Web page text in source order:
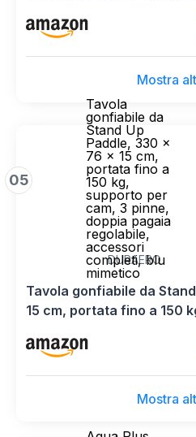
pagaia, Pompa,ISUP
guinzaglio, Tracolla
Mostra
05
Tavola
gonfiabile da
Stand Up
Paddle, 330 x
76 x 15 cm,
portata fino a
150 kg,
supporto per
cam, 3 pinne,
doppia pagaia
regolabile,
accessori
completi, blu
mimetico
DURAERO
Tavola gonfiabile da
15 cm, portata fino a 150
3 pinne, doppia pagaia
completi, blu mimetico
Mostra